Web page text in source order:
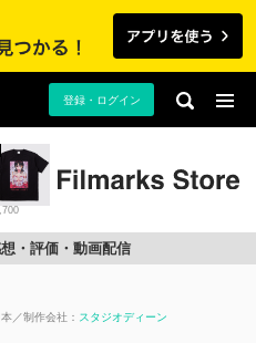
登録・ログイン
・評価・動画配信
本 制作会社： スタジオディーン